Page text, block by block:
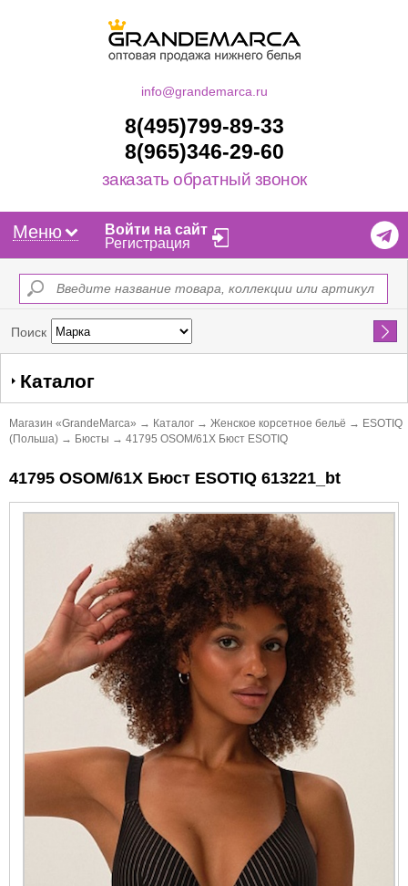
info@grandemarca.ru
8(495)799-89-33
8(965)346-29-60
заказать обратный звонок
Меню
Войти на сайт
Регистрация
Поиск Найти
Каталог
Магазин «GrandeMarca» → Каталог → Женское корсетное бельё → ESOTIQ
(Польша) → Бюсты → 41795 OSOM/61X Бюст ESOTIQ
41795 OSOM/61X Бюст ESOTIQ 613221_bt